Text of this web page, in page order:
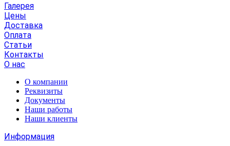
Галерея
Цены
Доставка
Оплата
Статьи
Контакты
О нас
О компании
Реквизиты
Документы
Наши работы
Наши клиенты
Информация